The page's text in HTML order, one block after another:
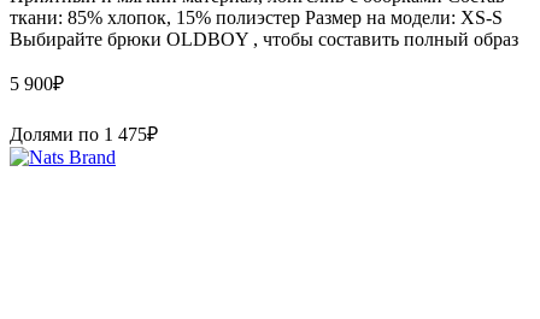
ткани: 85% хлопок, 15% полиэстер Размер на модели: XS-S
Выбирайте брюки OLDBOY , чтобы составить полный образ
5 900₽
Долями по 1 475₽